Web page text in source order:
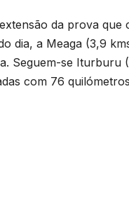
da prova
dia, a Meaga (3,9
Seguem-se Iturburu
com 76